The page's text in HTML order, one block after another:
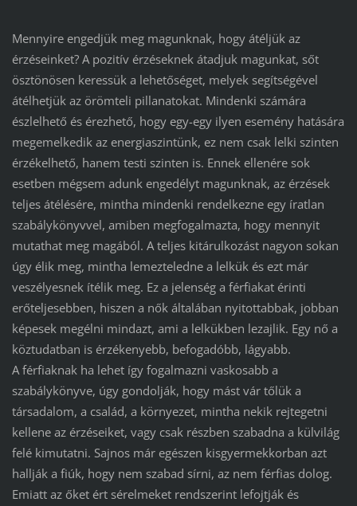
Mennyire engedjük meg magunknak, hogy átéljük az
érzéseinket? A pozitív érzéseknek átadjuk magunkat, sőt
ösztönösen keressük a lehetőséget, melyek segítségével
átélhetjük az örömteli pillanatokat. Mindenki számára
észlelhető és érezhető, hogy egy-egy ilyen esemény hatására
megemelkedik az energiaszintünk, ez nem csak lelki szinten
érzékelhető, hanem testi szinten is. Ennek ellenére sok
esetben mégsem adunk engedélyt magunknak, az érzések
teljes átélésére, mintha mindenki rendelkezne egy íratlan
szabálykönyvvel, amiben megfogalmazta, hogy mennyit
mutathat meg magából. A teljes kitárulkozást nagyon sokan
úgy élik meg, mintha lemezteledne a lelkük és ezt már
veszélyesnek ítélik meg. Ez a jelenség a férfiakat érinti
erőteljesebben, hiszen a nők általában nyitottabbak, jobban
képesek megélni mindazt, ami a lelkükben lezajlik. Egy nő a
köztudatban is érzékenyebb, befogadóbb, lágyabb.
A férfiaknak ha lehet így fogalmazni vaskosabb a
szabálykönyve, úgy gondolják, hogy mást vár tőlük a
társadalom, a család, a környezet, mintha nekik rejtegetni
kellene az érzéseiket, vagy csak részben szabadna a külvilág
felé kimutatni. Sajnos már egészen kisgyermekkorban azt
hallják a fiúk, hogy nem szabad sírni, az nem férfias dolog.
Emiatt az őket ért sérelmeket rendszerint lefojtják és